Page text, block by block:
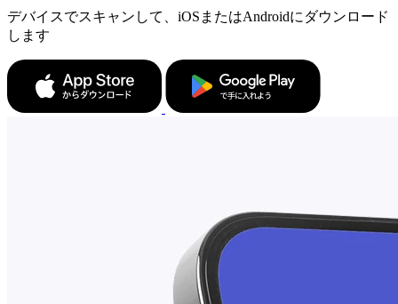
デバイスでスキャンして、iOSまたはAndroidにダウンロード
します